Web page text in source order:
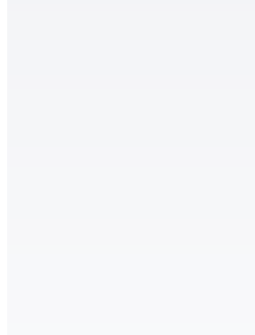
Jól szerepeltek a
A szeptember 18-án Egerben